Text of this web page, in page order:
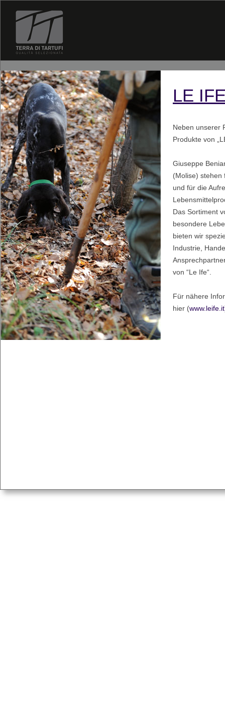
LE
Neben unserer
Produkte von
Giuseppe
(Molise) stehen
und für die
Das Sortiment
besondere
bieten wir
Industrie,
von “Le Ife“.
Für nähere
hier (www.leife.it